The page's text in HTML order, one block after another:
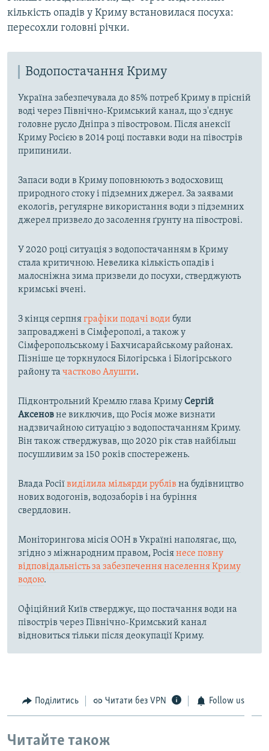
кількість опадів у Криму встановилася посуха:
пересохли головні річки.
Водопостачання Криму
Україна забезпечувала до 85% потреб Криму в прісній
воді через Північно-Кримський канал, що з'єднує
головне русло Дніпра з півостровом. Після анексії
Криму Росією в 2014 році поставки води на півострів
припинили.
Запаси води в Криму поповнюють з водосховищ
природного стоку і підземних джерел. За заявами
екологів, регулярне використання води з підземних
джерел призвело до засолення ґрунту на півострові.
У 2020 році ситуація з водопостачанням в Криму
стала критичною. Невелика кількість опадів і
малосніжна зима призвели до посухи, стверджують
кримські вчені.
З кінця серпняграфіки подачі води були
запроваджені в Сімферополі, а також у
Сімферопольському і Бахчисарайському районах.
Пізніше це торкнулося Білогірська і Білогірського
району та частково Алушти.
Підконтрольний Кремлю глава КримуСергій
Аксеновне виключив, що Росія може визнати
надзвичайною ситуацію з водопостачанням Криму.
Він також стверджував, що 2020 рік став найбільш
посушливим за 150 років спостережень.
Влада Росіївиділила мільярди рублів на будівництво
нових водогонів, водозаборів і на буріння
свердловин.
Моніторингова місія ООН в Україні наполягає, що,
згідно з міжнародним правом, Росіянесе повну
відповідальність за забезпечення населення Криму
водою.
Офіційний Київ стверджує, що постачання води на
півострів через Північно-Кримський канал
відновиться тільки після деокупації Криму.
Поділитись Читати без VPN Follow us
Читайте також